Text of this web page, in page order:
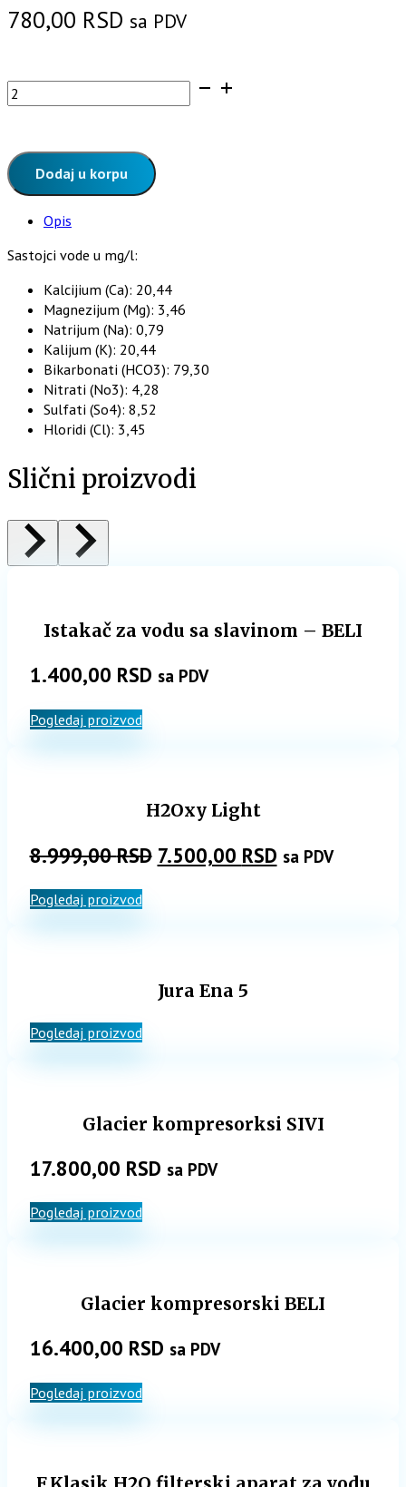
780,00 RSD sa PDV
H2Obična
negazirana
BALON
18,9
količina
Dodaj u korpu
Opis
Sastojci vode u mg/l:
Kalcijium (Ca): 20,44
Magnezijum (Mg): 3,46
Natrijum (Na): 0,79
Kalijum (K): 20,44
Bikarbonati (HCO3): 79,30
Nitrati (No3): 4,28
Sulfati (So4): 8,52
Hloridi (Cl): 3,45
Slični proizvodi
Istakač za vodu sa slavinom – BELI
1.400,00 RSD sa PDV
Pogledaj proizvod
H2Oxy Light
8.999,00RSD Originalna
7.500,00 RSDTrenutna
sa PDV
Pogledaj proizvod
Jura Ena 5
Pogledaj proizvod
Glacier kompresorksi SIVI
17.800,00 RSD sa PDV
Pogledaj proizvod
Glacier kompresorski BELI
16.400,00 RSD sa PDV
Pogledaj proizvod